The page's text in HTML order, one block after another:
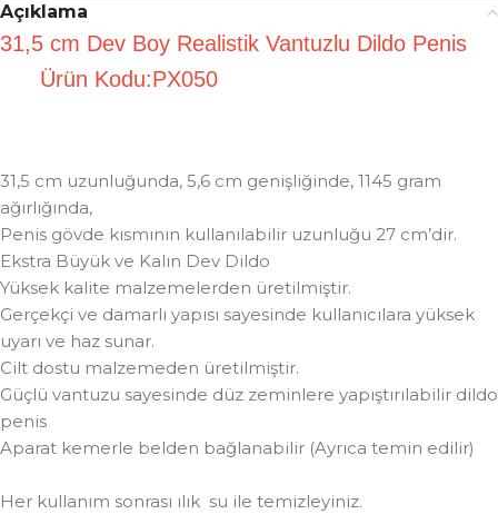
Açıklama
31,5 cm Dev Boy Realistik Vantuzlu Dildo Penis
Ürün Kodu:PX050
31,5 cm uzunluğunda, 5,6 cm genişliğinde, 1145 gram
ağırlığında,
Penis gövde kısmının kullanılabilir uzunluğu 27 cm’dir.
Ekstra Büyük ve Kalın Dev Dildo
Yüksek kalite malzemelerden üretilmiştir.
Gerçekçi ve damarlı yapısı sayesinde kullanıcılara yüksek
uyarı ve haz sunar.
Cilt dostu malzemeden üretilmiştir.
Güçlü vantuzu sayesinde düz zeminlere yapıştırılabilir dildo
penis
Aparat kemerle belden bağlanabilir (Ayrıca temin edilir)
Her kullanım sonrası ılık su ile temizleyiniz.